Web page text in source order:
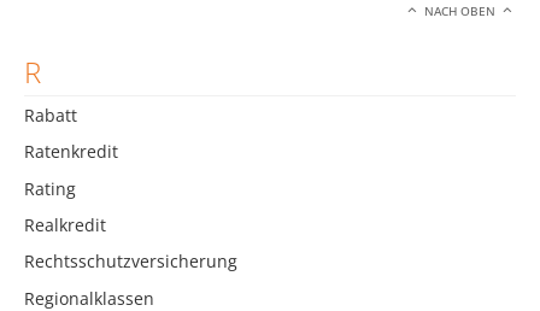
NACH OBEN
R
Rabatt
Ratenkredit
Rating
Realkredit
Rechtsschutzversicherung
Regionalklassen